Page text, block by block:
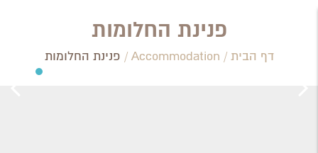
חיפוש
Search Category / Business
פנינת החלומות
דף הבית /
Accommodation
/ פנינת החלומות